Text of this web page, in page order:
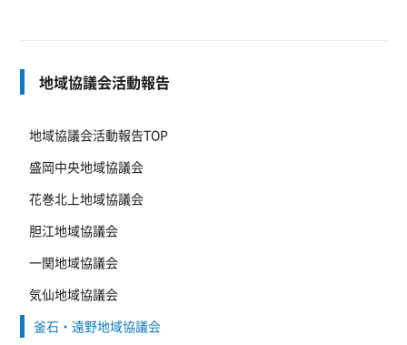
地域協議会活動報告
地域協議会活動報告TOP
盛岡中央地域協議会
花巻北上地域協議会
胆江地域協議会
一関地域協議会
気仙地域協議会
釜石・遠野地域協議会